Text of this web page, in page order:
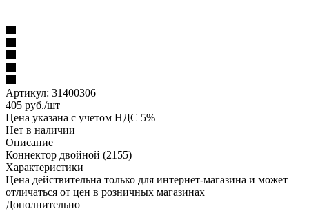
Артикул: 31400306
405 руб./шт
Цена указана с учетом НДС 5%
Нет в наличии
Описание
Коннектор двойной (2155)
Характеристики
Цена действительна только для интернет-магазина и может
отличаться от цен в розничных магазинах
Дополнительно